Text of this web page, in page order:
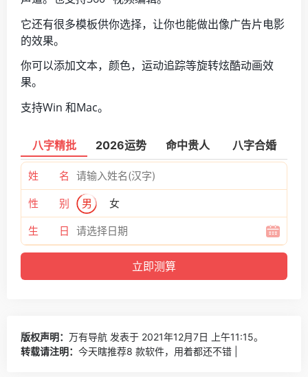
它还有很多模板供你选择，让你也能做出像广告片电影
的效果。
你可以添加文本，颜色，运动追踪等旋转炫酷动画效
果。
支持Win 和Mac。
八字精批 2026运势 命中贵人 八字合婚
姓 名
性 别 男 女
生 日
版权声明： 万有导航 发表于 2021年12月7日 上午11:15。
转载请注明： 今天瞎推荐8 款软件，用着都还不错 |